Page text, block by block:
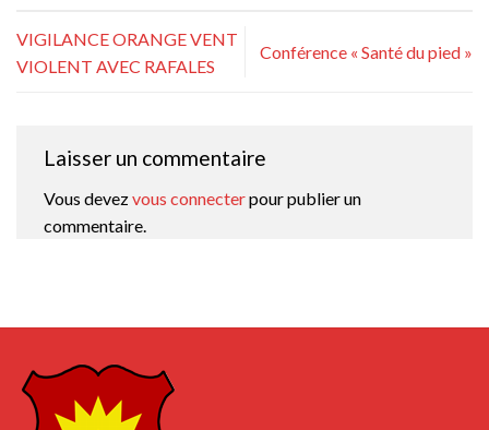
VIGILANCE ORANGE VENT
VIOLENT AVEC RAFALES
Conférence « Santé du pied »
Laisser un commentaire
Vous devezvous connecterpour publier un
commentaire.